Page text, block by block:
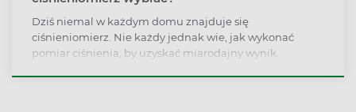
Dziś niemal w każdym domu znajduje się
ciśnieniomierz. Nie każdy jednak wie, jak wykonać
pomiar ciśnienia, by uzyskać miarodajny wynik.